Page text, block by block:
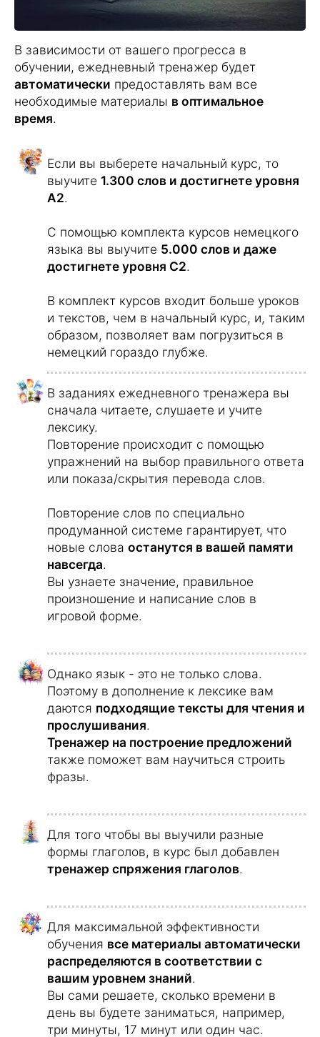
Повторение слов по специально
навсегда
Вы узнаете значение, правильное
произношение и написание слов в
игровой форме.
Однако язык - это не только слова.
Поэтому в дополнение к лексике вам
даются
Тренажер на построение предложений
также поможет вам научиться строить
фразы.
Для того чтобы вы выучили разные
формы глаголов, в курс был добавлен
тренажер спряжения глаголов
Для максимальной эффективности
обучениявсе материалы автоматически
распределяются в соответствии с
вашим уровнем знаний.
Вы сами решаете, сколько времени в
день вы будете заниматься, например,
три минуты, 17 минут или один час.
Кроме того, в программе есть множество
элементов, которые мотивируют вас
продолжать заниматься.
зачисляются баллы.
Чем больше времени вы тратите на
занятия ежедневно, тем больше баллов
вы зарабатываете за каждое слово.
За непрерывное обучение в течение
нескольких дней полагаются
дополнительные награды.
Сравнивайте ваши достижения с
результатами других учащихся после
каждого учебного блока.
А также обменивайте накопленные баллы
на подарки, аналогично программе для
конце васждет особый сюрприз.
Вы получаете дополнительные баллы за
увеличение продолжительности занятий
по сравнению с предыдущим днем, что
приносит вам больше наград и
мотивирует заниматься дольше.